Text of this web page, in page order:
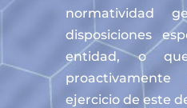
normatividad
disposiciones
entidad, o
ejercicio de este